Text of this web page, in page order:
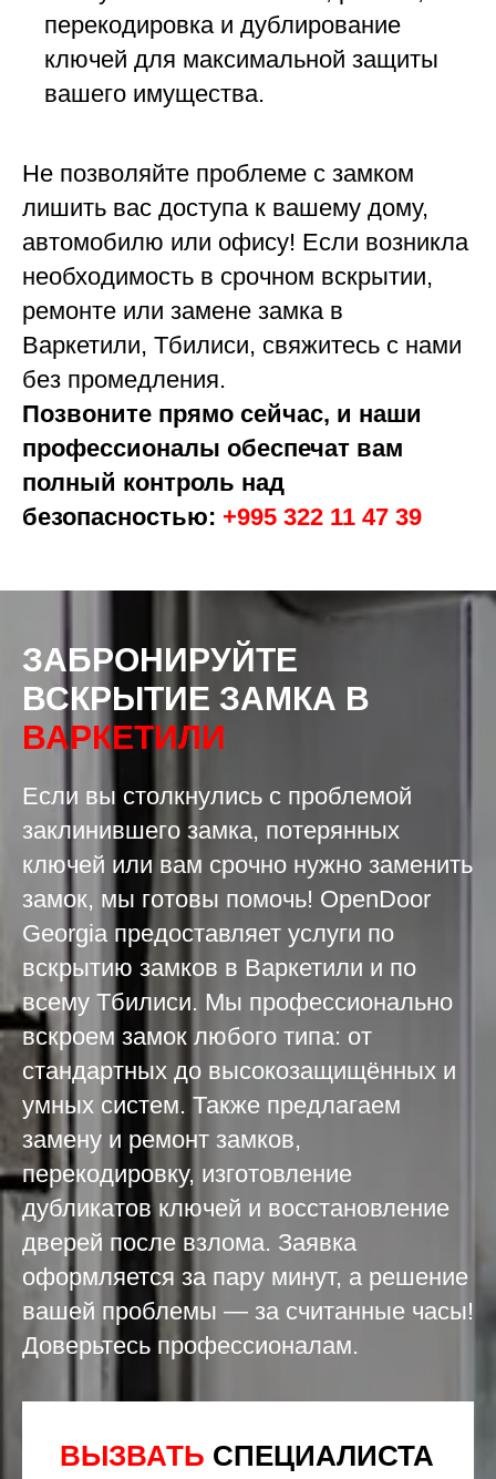
перекодировка и дублирование
ключей для максимальной защиты
вашего имущества.
Не позволяйте проблеме с замком
лишить вас доступа к вашему дому,
автомобилю или офису! Если возникла
необходимость в срочном вскрытии,
ремонте или замене замка в
Варкетили, Тбилиси, свяжитесь с нами
без промедления.
Позвоните прямо сейчас, и наши
профессионалы обеспечат вам
полный контроль над
безопасностью: +995 322 11 47 39
ЗАБРОНИРУЙТЕ
ВСКРЫТИЕ ЗАМКА В
ВАРКЕТИЛИ
Если вы столкнулись с проблемой
заклинившего замка, потерянных
ключей или вам срочно нужно заменить
замок, мы готовы помочь! OpenDoor
Georgia предоставляет услуги по
вскрытию замков в Варкетили и по
всему Тбилиси. Мы профессионально
вскроем замок любого типа: от
стандартных до высокозащищённых и
умных систем. Также предлагаем
замену и ремонт замков,
перекодировку, изготовление
дубликатов ключей и восстановление
дверей после взлома. Заявка
оформляется за пару минут, а решение
вашей проблемы — за считанные часы!
Доверьтесь профессионалам.
ВЫЗВАТЬ СПЕЦИАЛИСТА